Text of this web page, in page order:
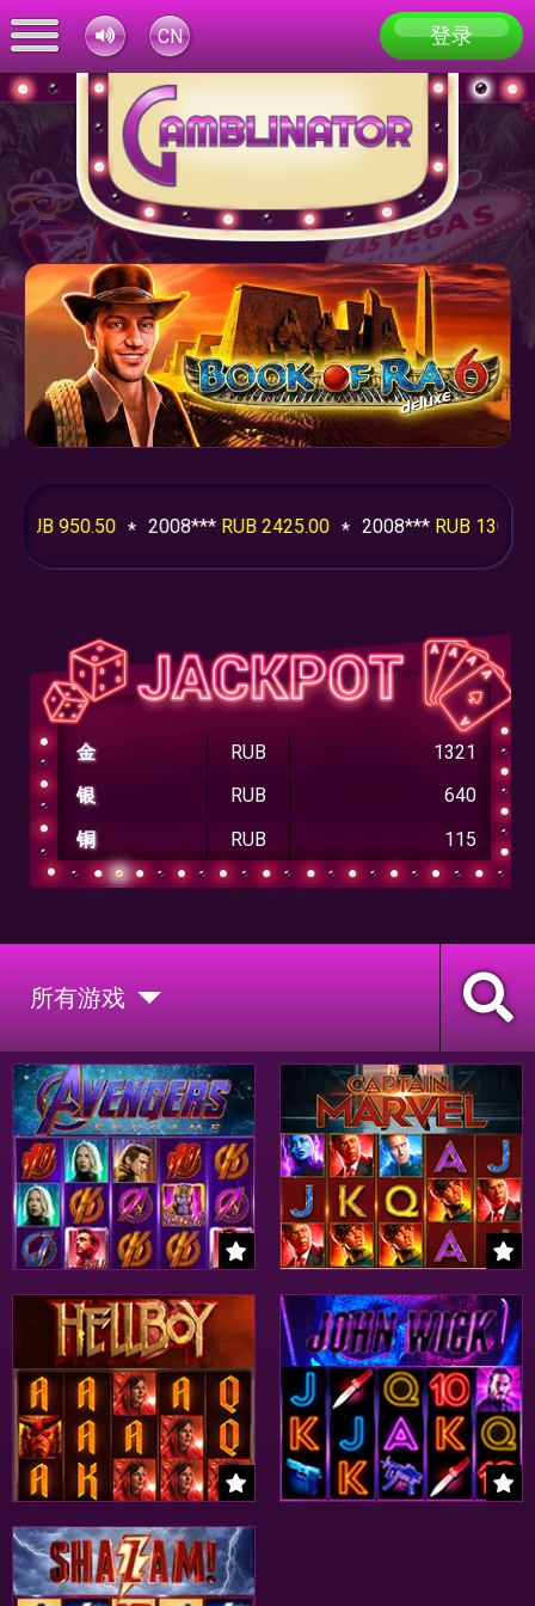
CN 登录
金 RUB
1321
银
RUB
640
铜
RUB 115
950.50 2008***RUB 2425.00 2008***RUB 13065.00
所有游戏